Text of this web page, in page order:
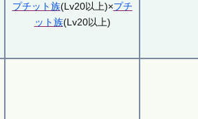
プチット族(Lv20以上)×プチ
ット族(Lv20以上)